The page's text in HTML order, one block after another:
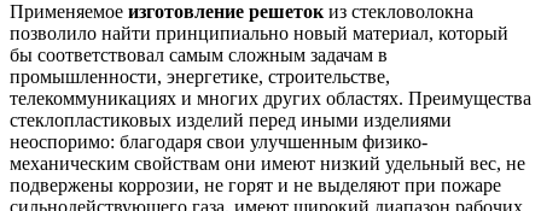
Применяемое изготовление решетокиз стекловолокна
позволило найти принципиально новый материал, который
бы соответствовал самым сложным задачам в
промышленности, энергетике, строительстве,
телекоммуникациях и многих других областях. Преимущества
стеклопластиковых изделий перед иными изделиями
неоспоримо: благодаря свои улучшенным физико-
механическим свойствам они имеют низкий удельный вес, не
подвержены коррозии, не горят и не выделяют при пожаре